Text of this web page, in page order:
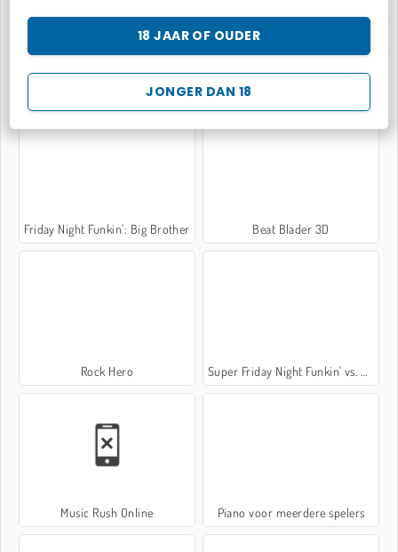
JONGER DAN 18
18 JAAR OF OUDER
Friday Night Funki Noob
Friday Night Funkin': Big Brother Beat Blader 3D
Rock Hero Super Friday Night Funkin' vs. Minedcraft
Music Rush Online Piano voor meerdere spelers